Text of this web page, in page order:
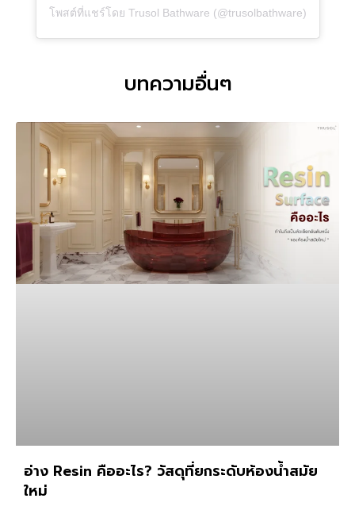
โพสต์ที่แชร์โดย Trusol Bathware (@trusolbathware)
บทความอื่นๆ
อ่าง Resin คืออะไร? วัสดุที่ยกระดับห้องน้ำสมัย
ใหม่